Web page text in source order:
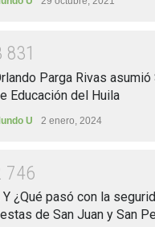
831
Parga Rivas
Educación del Huila
U 2 enero, 2024
746
Y ¿Qué pasó con la
de San Juan y San